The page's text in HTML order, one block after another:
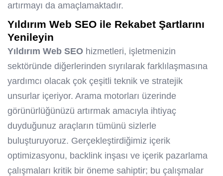
artırmayı da amaçlamaktadır.
Yıldırım Web SEO ile Rekabet Şartlarını
Yenileyin
Yıldırım Web SEO hizmetleri, işletmenizin
sektöründe diğerlerinden sıyrılarak farklılaşmasına
yardımcı olacak çok çeşitli teknik ve stratejik
unsurlar içeriyor. Arama motorları üzerinde
görünürlüğünüzü artırmak amacıyla ihtiyaç
duyduğunuz araçların tümünü sizlerle
buluşturuyoruz. Gerçekleştirdiğimiz içerik
optimizasyonu, backlink inşası ve içerik pazarlama
çalışmaları kritik bir öneme sahiptir; bu çalışmalar